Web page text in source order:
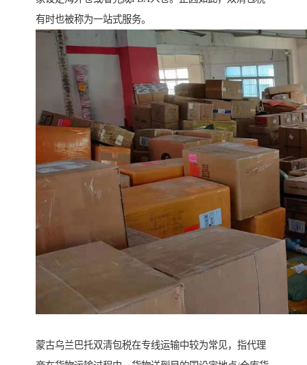
有时也被称为一站式服务。
蒙古乌兰巴托双清包税在专线运输中较为常见，指代理